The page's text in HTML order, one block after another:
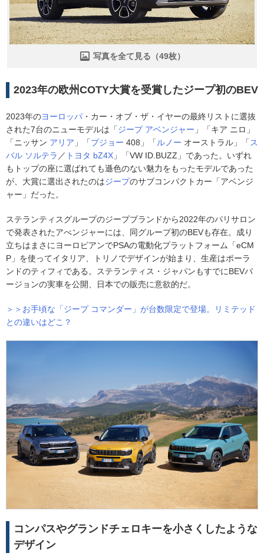
写真を全て見る（49枚）
2023年の欧州COTY大賞を受賞したジープ初のBEV
2023年のヨーロッパ ・カー・オブ・ザ・イヤーの最終リストに選抜
された7台のニューモデルは「ジープ アベンジャー 」「キア ニロ」
「ニッサン アリア 」「プジョー 408」「 ルノー オーストラル」「 ス
バル ソルテラ ／ トヨタ bZ4X 」「VW ID.BUZZ」であった。いずれ
もトップの座に選ばれても遜色のない魅力をもったモデルであった
が、大賞に選出されたのはジープのサブコンパクトカー「アベンジ
ャー」だった。
ステランティスグループのジープブランドから2022年のパリサロン
で発表されたアべンジャーには、同グループ初のBEVも存在。成り
立ちはまさにヨーロピアンでPSAの電動化プラットフォーム「eCM
P」を使ってイタリア、トリノでデザインが始まり、生産はポーラ
ンドのティフィである。ステランティス・ジャパンもすでにBEVバ
ージョンの実車を公開、日本での販売に意欲的だ。
＞＞お手頃な「ジープ コマンダー」が台数限定で登場。リミテッド
との違いはどこ？
コンパスやグランドチェロキーを小さくしたような
デザイン